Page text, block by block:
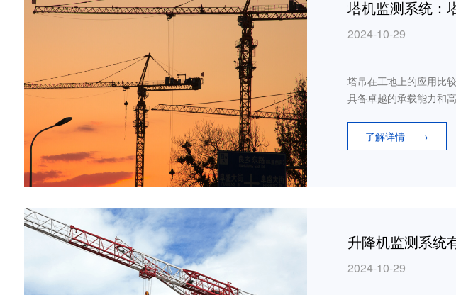
塔机监测系统：
2024-10-29
塔吊在工地上的应用比
具备卓越的承载能力和
了解详情
→
升降机监测系统
2024-10-29